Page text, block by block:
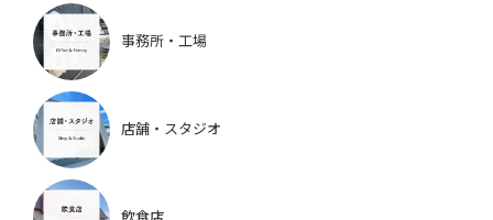
事務所・工場
店舗・スタジオ
飲食店